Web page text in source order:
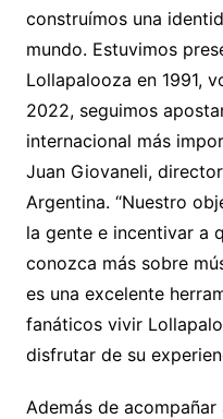
construímos una
mundo. Estuvimos
Lollapalooza en 1991,
2022, seguimos
internacional más
Juan Giovaneli,
Argentina. “Nuestro
la gente e incentivar a
conozca más sobre
es una excelente
fanáticos vivir
disfrutar de su
Además de